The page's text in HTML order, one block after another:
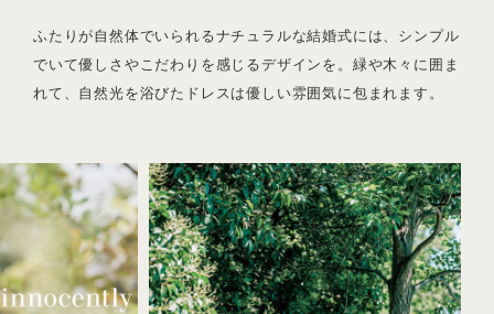
ふたりが自然体でいられるナチュラルな結婚式には、シンプル
でいて優しさやこだわりを感じるデザインを。緑や木々に囲ま
れて、自然光を浴びたドレスは優しい雰囲気に包まれます。